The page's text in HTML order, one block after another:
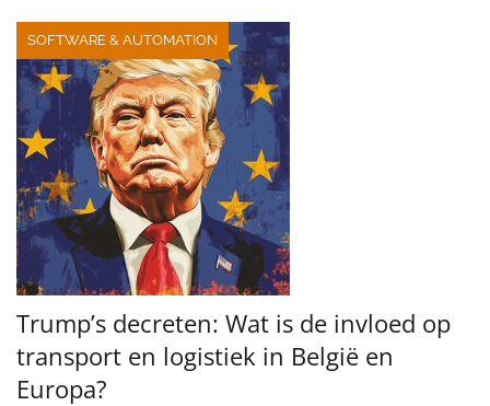
SOFTWARE & AUTOMATION
Trump’s decreten: Wat is de invloed op
transport en logistiek in België en
Europa?